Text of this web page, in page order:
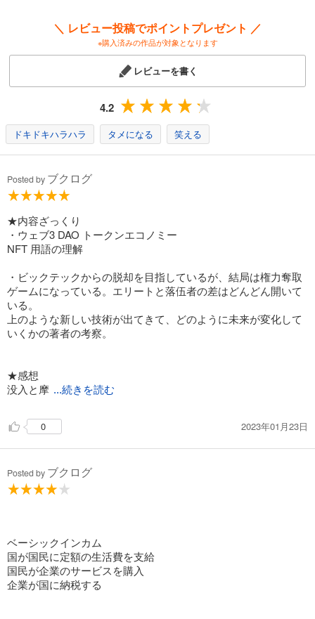
誰も予測できなかった、「貨幣経済と贈与経済が重なった」未来社会の
＼ レビュー投稿でポイントプレゼント ／
※購入済みの作品が対象となります
レビューを書く
4.2
ドキドキハラハラ タメになる 笑える
Posted by ブクログ
★内容ざっくり
・ウェブ3 DAO トークンエコノミー
NFT 用語の理解
・ビックテックからの脱却を目指しているが、結局は権力奪取
ゲームになっている。エリートと落伍者の差はどんどん開いて
いる。
上のような新しい技術が出てきて、どのように未来が変化して
いくかの著者の考察。
★感想
没入と摩 ...続きを読む
0 2023年01月23日
Posted by ブクログ
ベーシックインカム
国が国民に定額の生活費を支給
国民が企業のサービスを購入
企業が国に納税する